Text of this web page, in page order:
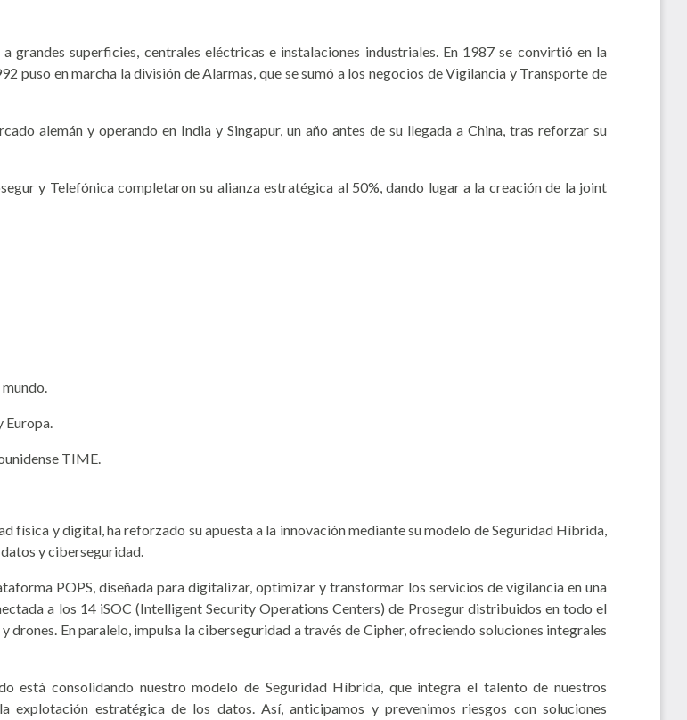
superficies, centrales eléctricas e instalaciones industriales. En 1987 se convirtió en la
puso en marcha la división de Alarmas, que se sumó a los negocios de Vigilancia y Transporte de
alemán y operando en India y Singapur, un año antes de su llegada a China, tras reforzar su
y Telefónica completaron su alianza estratégica al 50%, dando lugar a la creación de la joint
Europa.
TIME.
física y digital, ha reforzado su apuesta a la innovación mediante su modelo de Seguridad Híbrida,
y ciberseguridad.
POPS, diseñada para digitalizar, optimizar y transformar los servicios de vigilancia en una
a los 14 iSOC (Intelligent Security Operations Centers) de Prosegur distribuidos en todo el
En paralelo, impulsa la ciberseguridad a través de Cipher, ofreciendo soluciones integrales
está consolidando nuestro modelo de Seguridad Híbrida, que integra el talento de nuestros
explotación estratégica de los datos. Así, anticipamos y prevenimos riesgos con soluciones